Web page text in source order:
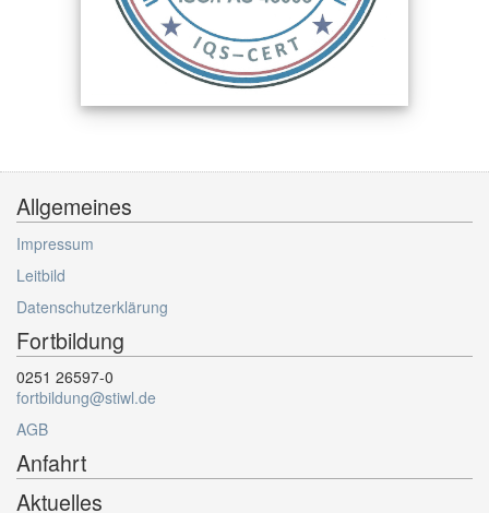
Allgemeines
Impressum
Leitbild
Datenschutzerklärung
Fortbildung
0251 26597-0
fortbildung@stiwl.de
AGB
Anfahrt
Aktuelles